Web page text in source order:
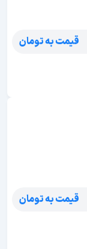
قیمت به تومان
قیمت به تومان